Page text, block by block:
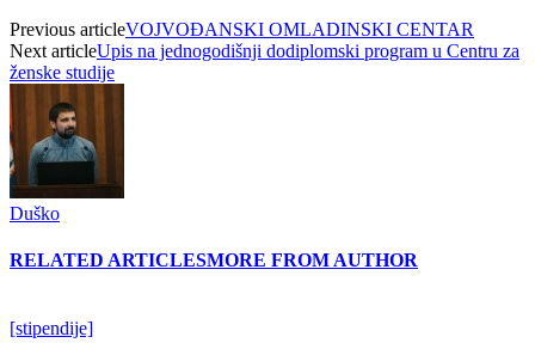
Previous articleVOJVOĐANSKI OMLADINSKI CENTAR
Next articleUpis na jednogodišnji dodiplomski program u Centru za
ženske studije
Duško
RELATED ARTICLESMORE FROM AUTHOR
[stipendije]